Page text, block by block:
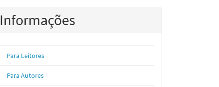
Informações
Para Leitores
Para Autores